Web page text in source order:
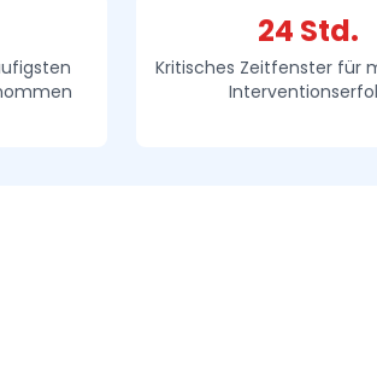
24 Std.
Kritisches Zeitfenster für